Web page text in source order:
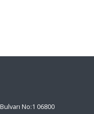
No:1 06800